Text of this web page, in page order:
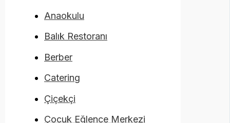
Anaokulu
Balık Restoranı
Berber
Catering
Çiçekçi
Çocuk Eğlence Merkezi